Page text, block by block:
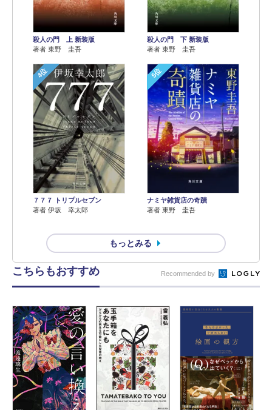
殺人の門 上 新装版
著者 東野 圭吾
殺人の門 下 新装版
著者 東野 圭吾
4位
７７７ トリプルセブン
著者 伊坂 幸太郎
5位
ナミヤ雑貨店の奇蹟
著者 東野 圭吾
もっとみる
こちらもおすすめ Recommended by